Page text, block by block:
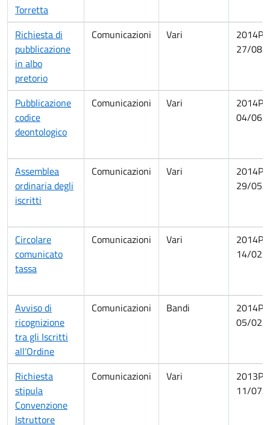
Torretta
Richiesta di
pubblicazione
in albo
pretorio
Comunicazioni Vari
27/08/
Pubblicazione
codice
deontologico
Comunicazioni Vari
04/06/
Assemblea
ordinaria degli
iscritti
Comunicazioni Vari
29/05/
Circolare
comunicato
tassa
Comunicazioni Vari
14/02/
Avviso di
ricognizione
tra gli Iscritti
all’Ordine
Comunicazioni Bandi
05/02/
Richiesta
stipula
Convenzione
Istruttore
Comunicazioni Vari
11/07/